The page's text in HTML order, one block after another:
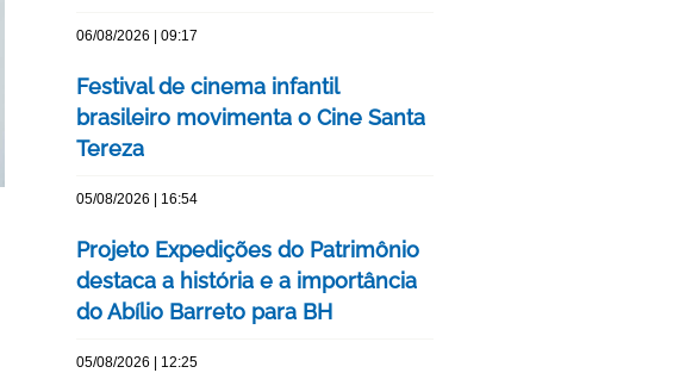
06/08/2026 | 09:17
Festival de cinema infantil
brasileiro movimenta o Cine Santa
Tereza
05/08/2026 | 16:54
Projeto Expedições do Patrimônio
destaca a história e a importância
do Abílio Barreto para BH
05/08/2026 | 12:25